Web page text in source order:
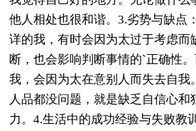
他人相处也很和谐。3.劣势与缺点
详的我，有时会因为太过于考虑而
断，也会影响判断事情的`正确性
我，会因为太在意别人而失去自我
人品都没问题，就是缺乏自信心和
力。4.生活中的成功经验与失败教